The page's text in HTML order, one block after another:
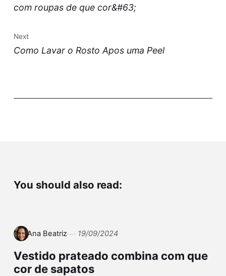
com roupas de que cor&#63;
Next
Como Lavar o Rosto Apos uma Peel
You should also read:
Ana Beatriz 19/09/2024
Vestido prateado combina com que
cor de sapatos